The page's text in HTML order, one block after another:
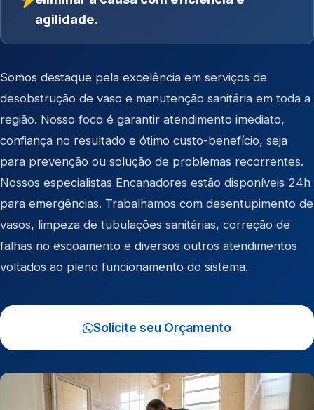
agilidade.
Somos destaque pela excelência em serviços de
desobstrução de vaso e manutenção sanitária em toda a
região. Nosso foco é garantir atendimento imediato,
confiança no resultado e ótimo custo-benefício, seja
para prevenção ou solução de problemas recorrentes.
Nossos especialistas Encanadores estão disponíveis 24h
para emergências. Trabalhamos com desentupimento de
vasos, limpeza de tubulações sanitárias, correção de
falhas no escoamento e diversos outros atendimentos
voltados ao pleno funcionamento do sistema.
Solicite seu Orçamento